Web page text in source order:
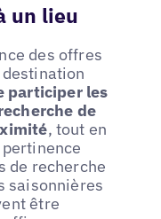
un lieu
des offres
destination
participer les
de
, tout en
de recherche
saisonnières
être